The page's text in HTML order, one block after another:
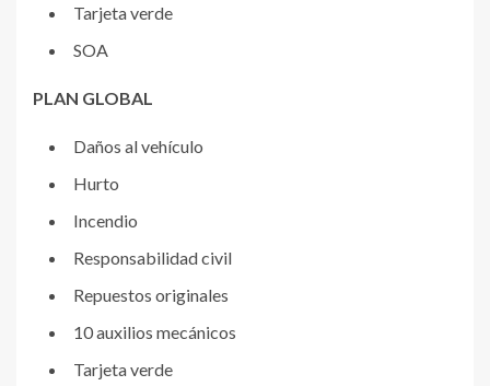
Tarjeta verde
SOA
PLAN GLOBAL
Daños al vehículo
Hurto
Incendio
Responsabilidad civil
Repuestos originales
10 auxilios mecánicos
Tarjeta verde